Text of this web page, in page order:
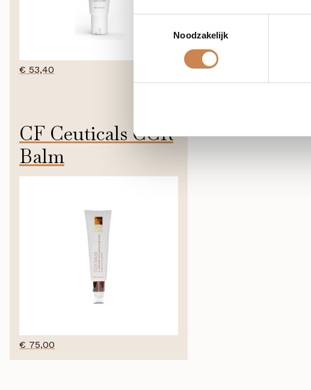
Noodzakelijk
€ 53,40 €50,00
CF Ceuticals CCR
Balm
€ 75,00